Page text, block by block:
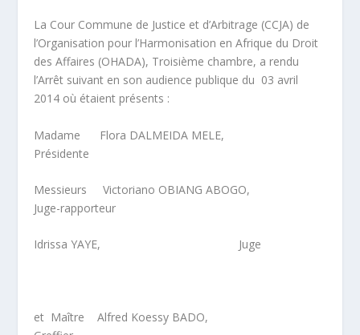
La Cour Commune de Justice et d’Arbitrage (CCJA) de
l’Organisation pour l’Harmonisation en Afrique du Droit
des Affaires (OHADA), Troisième chambre, a rendu
l’Arrêt suivant en son audience publique du 03 avril
2014 où étaient présents :
Madame Flora DALMEIDA MELE,
Présidente
Messieurs Victoriano OBIANG ABOGO,
Juge-rapporteur
Idrissa YAYE, Juge
et Maître Alfred Koessy BADO,